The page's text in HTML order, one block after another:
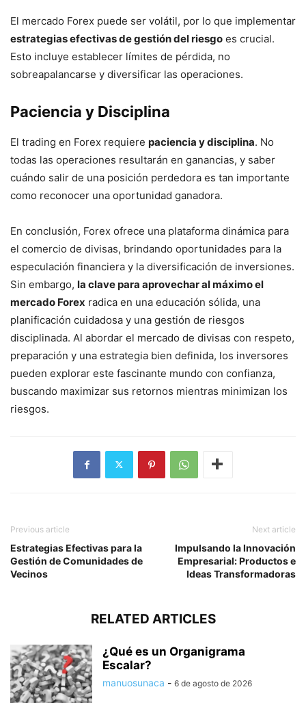
El mercado Forex puede ser volátil, por lo que implementar
estrategias efectivas de gestión del riesgo es crucial.
Esto incluye establecer límites de pérdida, no
sobreapalancarse y diversificar las operaciones.
Paciencia y Disciplina
El trading en Forex requiere paciencia y disciplina. No
todas las operaciones resultarán en ganancias, y saber
cuándo salir de una posición perdedora es tan importante
como reconocer una oportunidad ganadora.
En conclusión, Forex ofrece una plataforma dinámica para
el comercio de divisas, brindando oportunidades para la
especulación financiera y la diversificación de inversiones.
Sin embargo, la clave para aprovechar al máximo el
mercado Forex radica en una educación sólida, una
planificación cuidadosa y una gestión de riesgos
disciplinada. Al abordar el mercado de divisas con respeto,
preparación y una estrategia bien definida, los inversores
pueden explorar este fascinante mundo con confianza,
buscando maximizar sus retornos mientras minimizan los
riesgos.
Previous article
Estrategias Efectivas para la
Gestión de Comunidades de
Vecinos
Next article
Impulsando la Innovación
Empresarial: Productos e
Ideas Transformadoras
RELATED ARTICLES
¿Qué es un Organigrama
Escalar?
manuosunaca - 6 de agosto de 2026